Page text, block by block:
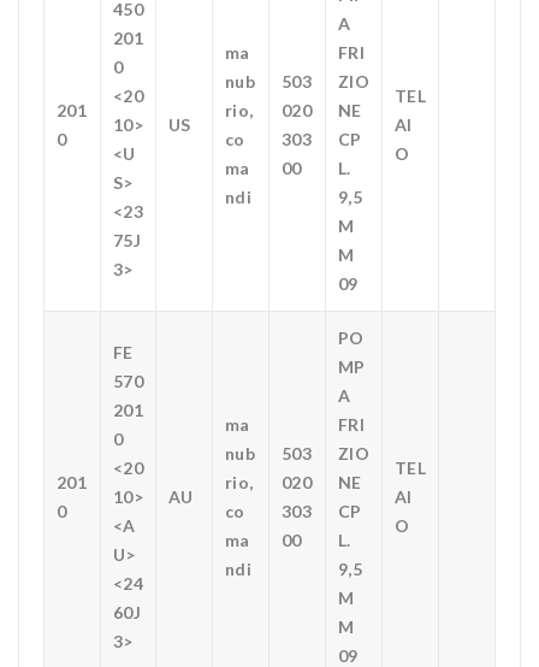
201
0
450
201
0
<20
10>
<U
S>
<23
75J
3>
US
ma
nub
rio,
co
ma
ndi
503
020
303
00
A
FRI
ZIO
NE
CP
L.
9,5
M
M
09
TEL
AI
O
201
0
FE
570
201
0
<20
10>
<A
U>
<24
60J
3>
AU
ma
nub
rio,
co
ma
ndi
503
020
303
00
PO
MP
A
FRI
ZIO
NE
CP
L.
9,5
M
M
09
TEL
AI
O